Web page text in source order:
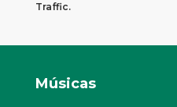
Traffic.
Músicas